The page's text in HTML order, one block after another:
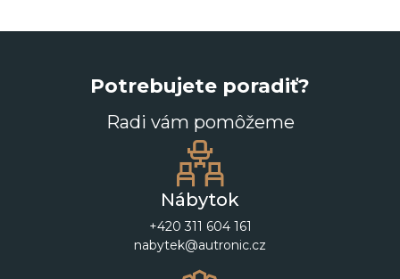
Potrebujete poradiť?
Radi vám pomôžeme
Nábytok
+420 311 604 161
nabytek@autronic.cz